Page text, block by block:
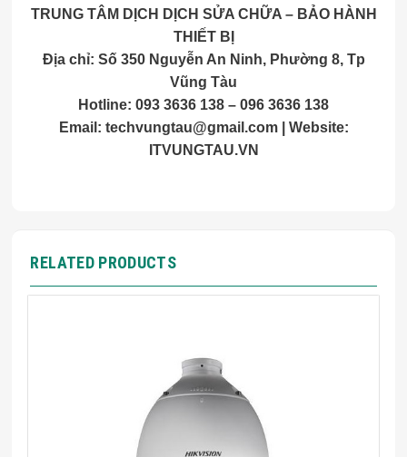
TRUNG TÂM DỊCH DỊCH SỬA CHỮA – BẢO HÀNH
THIẾT BỊ
Địa chỉ: Số 350 Nguyễn An Ninh, Phường 8, Tp
Vũng Tàu
Hotline: 093 3636 138 – 096 3636 138
Email: techvungtau@gmail.com| Website:
ITVUNGTAU.VN
RELATED PRODUCTS